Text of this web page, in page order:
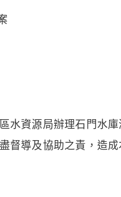
水資源局辦理石門水
督導及協助之責，造